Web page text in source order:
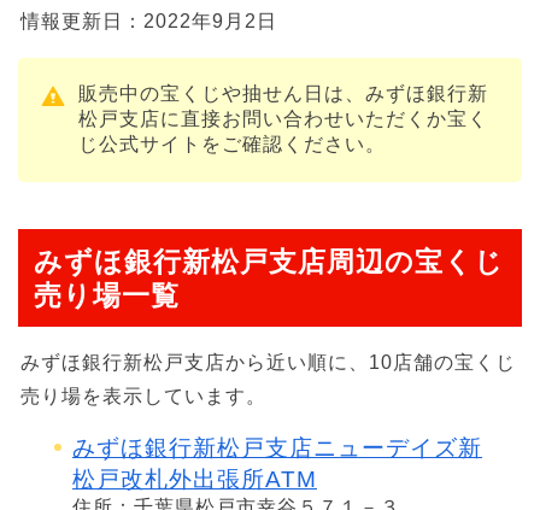
情報更新日：2022年9月2日
販売中の宝くじや抽せん日は、みずほ銀行新
松戸支店に直接お問い合わせいただくか宝く
じ公式サイトをご確認ください。
みずほ銀行新松戸支店周辺の宝くじ
売り場一覧
みずほ銀行新松戸支店から近い順に、10店舗の宝くじ
売り場を表示しています。
みずほ銀行新松戸支店ニューデイズ新
松戸改札外出張所ATM